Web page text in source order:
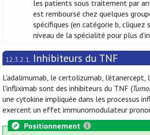
les patients sous traitement par
est remboursé chez quelques
spécifiques (en catégorie b, cliquez
niveau de la spécialité pour plus
12.3.2.1. Inhibiteurs du TNF
L'adalimumab, le certolizumab,
l'infliximab sont des inhibiteurs du TNF (
une cytokine impliquée dans les processus
exercent un effet immunomodulateur
Positionnement